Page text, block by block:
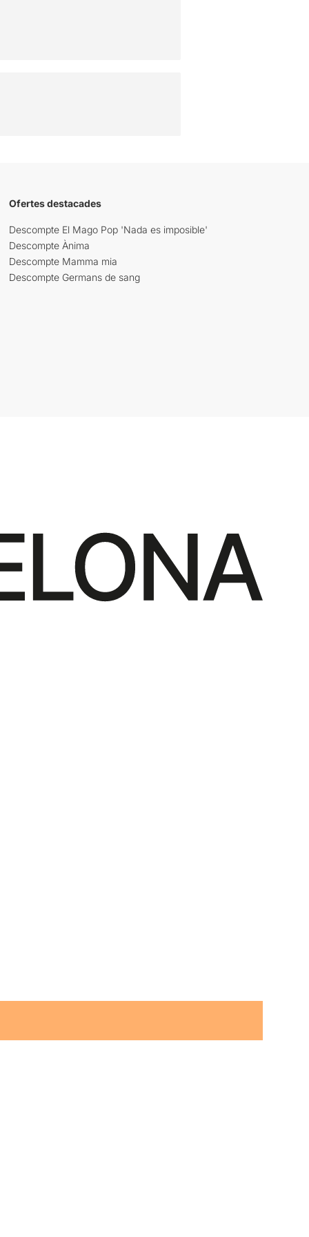
Ofertes destacades
Descompte El Mago Pop 'Nada es imposible'
Descompte Ànima
Descompte Mamma mia
Descompte Germans de sang